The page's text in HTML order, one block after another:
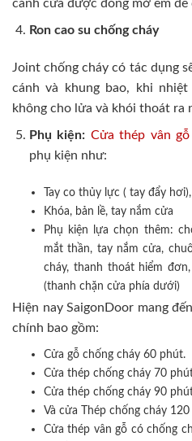
cánh cửa được đóng mở em dễ
Ron cao su chống cháy
Joint chống cháy có tác dụng
cánh và khung bao, khi
không cho lửa và khói thoát ra
Phụ kiện: Cửa thép vân gỗ
phụ kiện như:
Tay co thủy lực ( tay đẩy hơi),
Khóa, bản lề, tay nắm cửa
Phụ kiện lựa chọn thêm:
mắt thần, tay nắm cửa,
cháy, thanh thoát hiểm
(thanh chặn cửa phía dưới)
Hiện nay SaigonDoor mang
chính bao gồm:
Cửa gỗ chống cháy 60 phút.
Cửa thép chống cháy 70
Cửa thép chống cháy 90
Và cửa Thép chống cháy
Cửa thép vân gỗ có chống